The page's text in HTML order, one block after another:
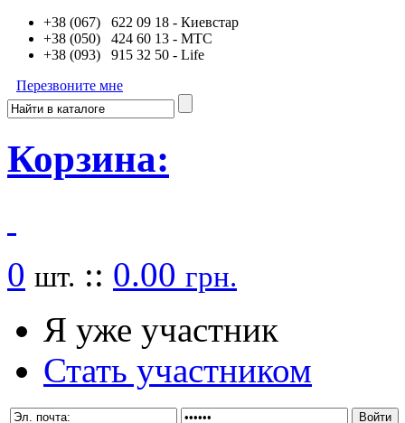
+38 (067) 622 09 18 - Киевстар
+38 (050) 424 60 13 - MTC
+38 (093) 915 32 50 - Life
Перезвоните мне
Корзина:
0 шт. :: 0.00 грн.
Я уже участник
Стать участником